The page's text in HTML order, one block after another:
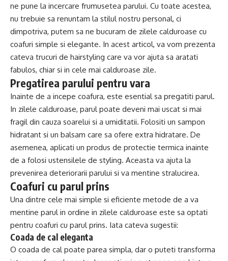
ne pune la incercare frumusetea parului. Cu toate acestea,
nu trebuie sa renuntam la stilul nostru personal, ci
dimpotriva, putem sa ne bucuram de zilele calduroase cu
coafuri simple si elegante. In acest articol, va vom prezenta
cateva trucuri de hairstyling care va vor ajuta sa aratati
fabulos, chiar si in cele mai calduroase zile.
Pregatirea parului pentru vara
Inainte de a incepe coafura, este esential sa pregatiti parul.
In zilele calduroase, parul poate deveni mai uscat si mai
fragil din cauza soarelui si a umiditatii. Folositi un sampon
hidratant si un balsam care sa ofere extra hidratare. De
asemenea, aplicati un produs de protectie termica inainte
de a folosi ustensilele de styling. Aceasta va ajuta la
prevenirea deteriorarii parului si va mentine stralucirea.
Coafuri cu parul prins
Una dintre cele mai simple si eficiente metode de a va
mentine parul in ordine in zilele calduroase este sa optati
pentru coafuri cu parul prins. Iata cateva sugestii:
Coada de cal eleganta
O coada de cal poate parea simpla, dar o puteti transforma